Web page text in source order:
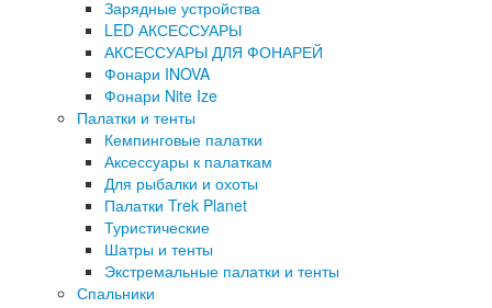
Зарядные устройства
LED АКСЕССУАРЫ
АКСЕССУАРЫ ДЛЯ ФОНАРЕЙ
Фонари INOVA
Фонари Nite Ize
Палатки и тенты
Кемпинговые палатки
Аксессуары к палаткам
Для рыбалки и охоты
Палатки Trek Planet
Туристические
Шатры и тенты
Экстремальные палатки и тенты
Спальники